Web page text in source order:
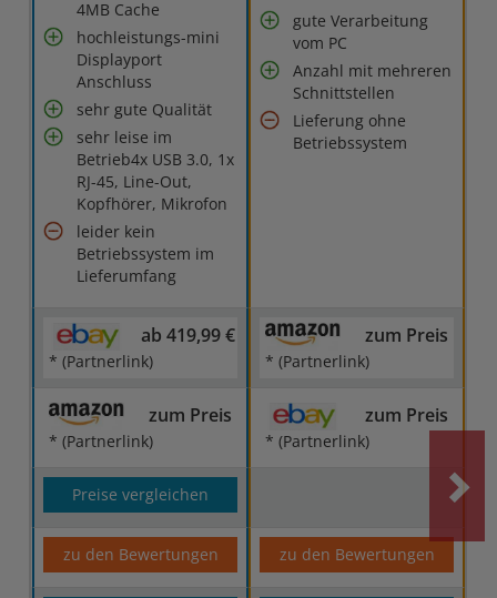
4MB Cache
hochleistungs-mini
Displayport
Anschluss
sehr gute Qualität
sehr leise im
Betrieb4x USB 3.0, 1x
RJ-45, Line-Out,
Kopfhörer, Mikrofon
leider kein
Betriebssystem im
Lieferumfang
gute Verarbeitung
vom PC
Anzahl mit mehreren
Schnittstellen
Lieferung ohne
Betriebssystem
ab 419,99 €
* (Partnerlink)
zum Preis
* (Partnerlink)
zum Preis
* (Partnerlink)
zum Preis
* (Partnerlink)
Preise vergleichen
zu den Bewertungen zu den Bewertungen